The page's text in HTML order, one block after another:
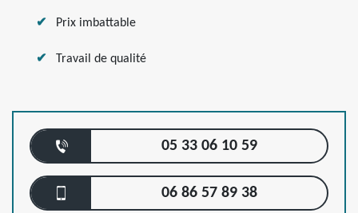
Prix imbattable
Travail de qualité
05 33 06 10 59
06 86 57 89 38